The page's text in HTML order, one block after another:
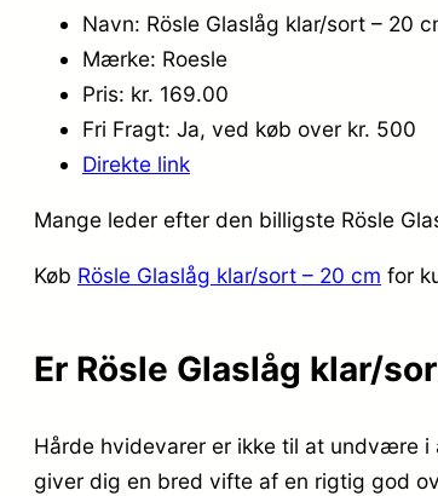
Navn: Rösle Glaslåg klar/sort – 20
Mærke: Roesle
Pris: kr. 169.00
Fri Fragt: Ja, ved køb over kr. 500
Direkte link
Mange leder efter den billigste Rösle
Køb Rösle Glaslåg klar/sort – 20 cm for
Er Rösle Glaslåg klar/
Hårde hvidevarer er ikke til at undvære i
giver dig en bred vifte af en rigtig god